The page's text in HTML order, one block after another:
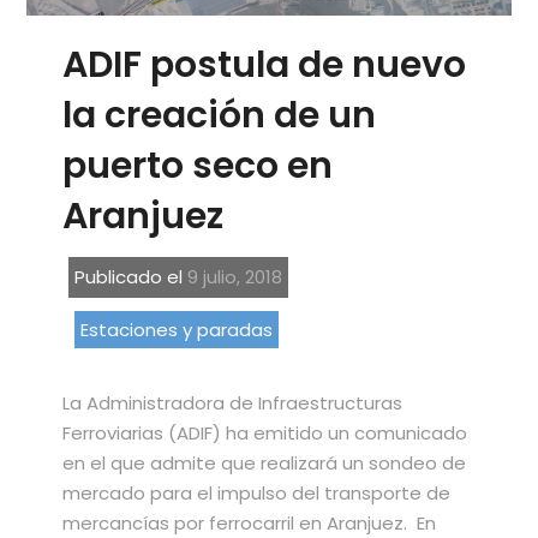
ADIF postula de nuevo
la creación de un
puerto seco en
Aranjuez
Publicado el 9 julio, 2018
Estaciones y paradas
La Administradora de Infraestructuras
Ferroviarias (ADIF) ha emitido un comunicado
en el que admite que realizará un sondeo de
mercado para el impulso del transporte de
mercancías por ferrocarril en Aranjuez. En